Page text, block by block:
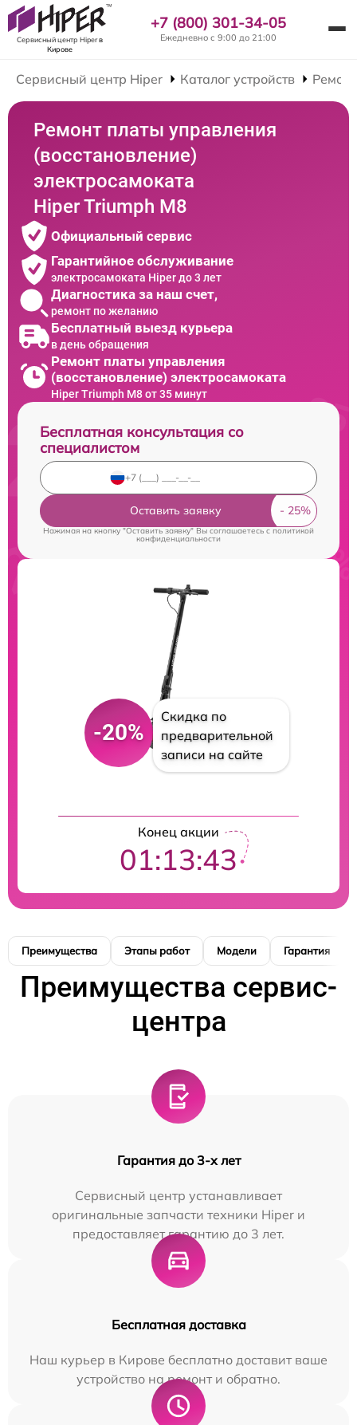
Сервисный центр Hiperв
Кирове
+7 (800) 301-34-05
Ежедневно с 9:00 до 21:00
Сервисный центр Hiper Каталог устройств
Ремонт платы управления
(восстановление)
электросамоката
Hiper Triumph M8
Официальный сервис
Гарантийное обслуживание
электросамоката Hiper до 3 лет
Диагностика за наш счет,
ремонт по желанию
Бесплатный выезд курьера
в день обращения
Ремонт платы управления
(восстановление) электросамоката
Hiper Triumph M8 от 35 минут
Бесплатная консультация со
специалистом
Оставить заявку
Нажимая на кнопку "Оставить заявку" Вы соглашаетесь cполитикой
конфиденциальности
-20%
Скидка по
предварительной
записи на сайте
Конец акции
01:13:42
Преимущества Этапы работ Модели Гарантия
Преимущества сервис-
центра
Гарантия до 3-х лет
Сервисный центр устанавливает
оригинальные запчасти техники Hiper и
предоставляет гарантию до 3 лет.
Бесплатная доставка
Наш курьер в Кирове бесплатно доставит ваше
устройство на ремонт и обратно.